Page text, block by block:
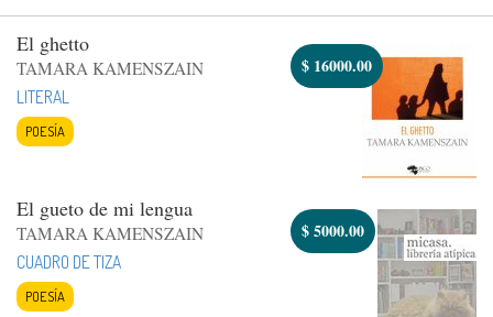
El ghetto
TAMARA KAMENSZAIN
LITERAL
POESÍA
$ 16000.00
El gueto de mi lengua
TAMARA KAMENSZAIN
CUADRO DE TIZA
POESÍA
$5000.00